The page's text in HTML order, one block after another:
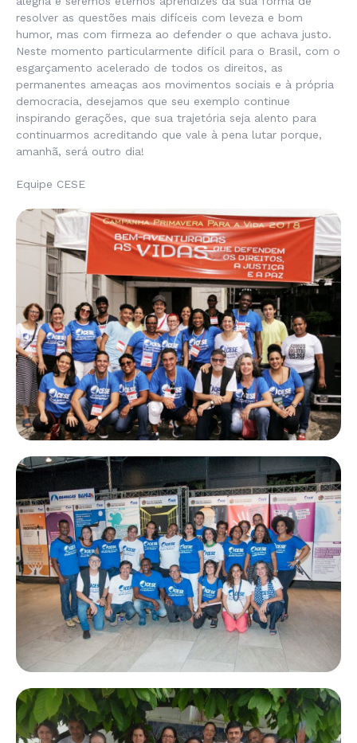
resolver as questões mais difíceis com leveza e bom
humor, mas com firmeza ao defender o que achava justo.
Neste momento particularmente difícil para o Brasil, com o
esgarçamento acelerado de todos os direitos, as
permanentes ameaças aos movimentos sociais e à própria
democracia, desejamos que seu exemplo continue
inspirando gerações, que sua trajetória seja alento para
continuarmos acreditando que vale à pena lutar porque,
amanhã, será outro dia!
Equipe CESE